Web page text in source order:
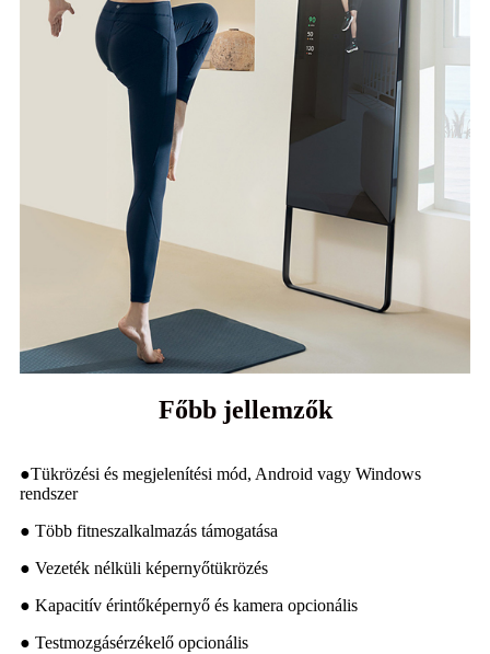
Főbb jellemzők
●Tükrözési és megjelenítési mód, Android vagy Windows
rendszer
● Több fitneszalkalmazás támogatása
● Vezeték nélküli képernyőtükrözés
● Kapacitív érintőképernyő és kamera opcionális
● Testmozgásérzékelő opcionális